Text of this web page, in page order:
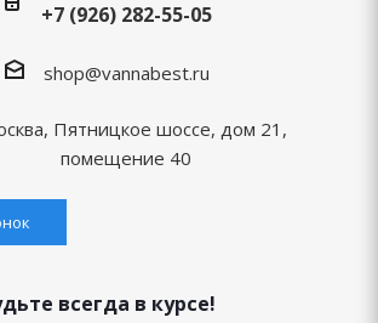
+7 (926) 282-55-05
shop@vannabest.ru
Пятницкое шоссе, дом 21,
помещение 40
всегда в курсе!